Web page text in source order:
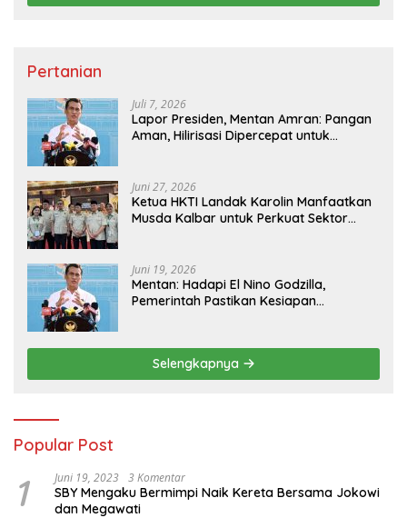
Pertanian
Juli 7, 2026
Lapor Presiden, Mentan Amran: Pangan
Aman, Hilirisasi Dipercepat untuk
Juni 27, 2026
Ketua HKTI Landak Karolin Manfaatkan
Musda Kalbar untuk Perkuat Sektor
Juni 19, 2026
Mentan: Hadapi El Nino Godzilla,
Pemerintah Pastikan Kesiapan
Selengkapnya
Popular Post
1 Juni 19, 2023 3 Komentar
SBY Mengaku Bermimpi Naik Kereta Bersama Jokowi
dan Megawati